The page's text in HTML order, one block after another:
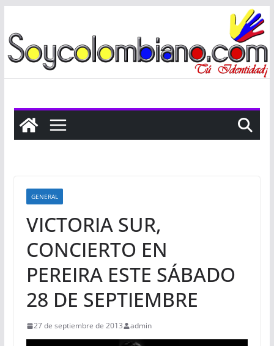
al
contenido
GENERAL
VICTORIA SUR,
CONCIERTO EN
PEREIRA ESTE SÁBADO
28 DE SEPTIEMBRE
27 de septiembre de 2013 admin